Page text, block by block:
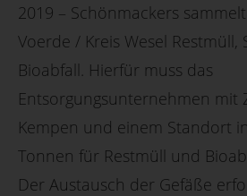
2019 – Schönmackers
Voerde / Kreis Wesel
Bioabfall. Hierfür muss das
Entsorgungsunternehmen mit
Kempen und einem Standort
Tonnen für Restmüll und
Der Austausch der Gefäße